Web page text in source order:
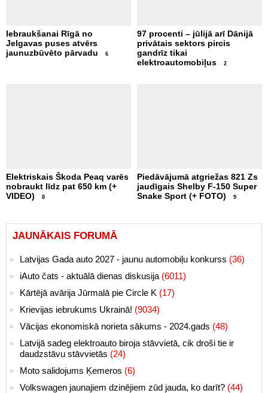
Iebraukšanai Rīgā no
Jelgavas puses atvērs
jaunuzbūvēto pārvadu
6
97 procenti – jūlijā arī Dānijā
privātais sektors pircis
gandrīz tikai
elektroautomobiļus
2
Elektriskais Škoda Peaq varēs
nobraukt līdz pat 650 km (+
VIDEO)
8
Piedāvājumā atgriežas 821 Zs
jaudīgais Shelby F-150 Super
Snake Sport (+ FOTO)
9
JAUNĀKAIS FORUMĀ
Latvijas Gada auto 2027 - jaunu automobiļu konkurss (36)
iAuto čats - aktuālā dienas diskusija (6011)
Kārtējā avārija Jūrmalā pie Circle K (17)
Krievijas iebrukums Ukrainā! (9034)
Vācijas ekonomiskā norieta sākums - 2024.gads (48)
Latvijā sadeg elektroauto biroja stāvvietā, cik droši tie ir
daudzstāvu stāvvietās (24)
Moto salidojums Ķemeros (6)
Volkswagen jaunajiem dzinējiem zūd jauda, ko darīt? (44)